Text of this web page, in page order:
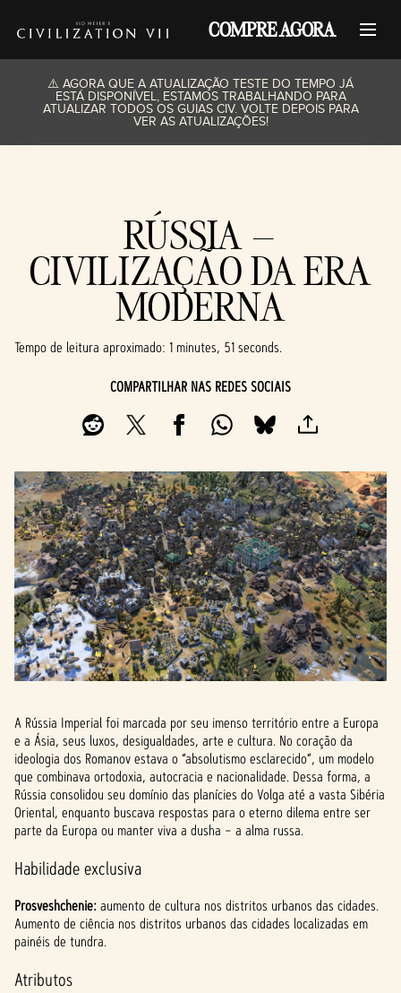
COMPRE AGORA
⚠️ AGORA QUE A ATUALIZAÇÃO TESTE DO TEMPO JÁ
ESTÁ DISPONÍVEL, ESTAMOS TRABALHANDO PARA
ATUALIZAR TODOS OS GUIAS CIV. VOLTE DEPOIS PARA
VER AS ATUALIZAÇÕES!
RÚSSIA –
CIVILIZAÇÃO DA ERA
MODERNA
Tempo de leitura aproximado 1 minutes, 51 seconds
COMPARTILHAR NAS REDES SOCIAIS
A Rússia Imperial foi marcada por seu imenso território entre a Europa
e a Ásia, seus luxos, desigualdades, arte e cultura. No coração da
ideologia dos Romanov estava o “absolutismo esclarecido”, um modelo
que combinava ortodoxia, autocracia e nacionalidade. Dessa forma, a
Rússia consolidou seu domínio das planícies do Volga até a vasta Sibéria
Oriental, enquanto buscava respostas para o eterno dilema entre ser
parte da Europa ou manter viva a dusha – a alma russa.
Habilidade exclusiva
Prosveshchenie:aumento de cultura nos distritos urbanos das cidades.
Aumento de ciência nos distritos urbanos das cidades localizadas em
painéis de tundra.
Atributos